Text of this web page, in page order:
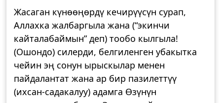
Жасаган күнөөңөрдү кечирүүсүн сурап,
Аллахка жалбаргыла жана (“экинчи
кайталабаймын” деп) тообо кылгыла!
(Ошондо) силерди, белгиленген убакытка
чейин эң сонун ырыскылар менен
пайдалантат жана ар бир пазилеттүү
(ихсан-садакалуу) адамга Өзүнүн